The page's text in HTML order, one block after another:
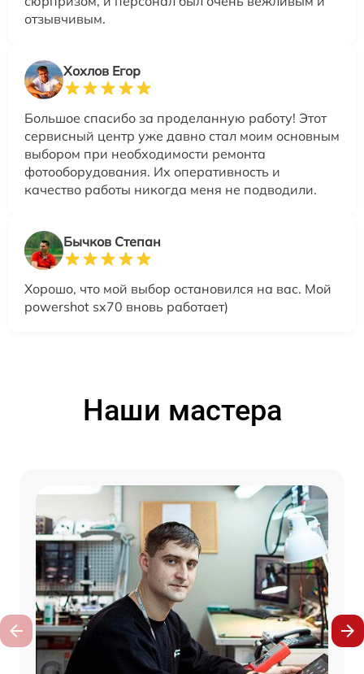
отзывчивым.
Хохлов Егор
Большое спасибо за проделанную работу! Этот
сервисный центр уже давно стал моим основным
выбором при необходимости ремонта
фотооборудования. Их оперативность и
качество работы никогда меня не подводили.
Бычков Степан
Хорошо, что мой выбор остановился на вас. Мой
powershot sx70 вновь работает)
Наши мастера